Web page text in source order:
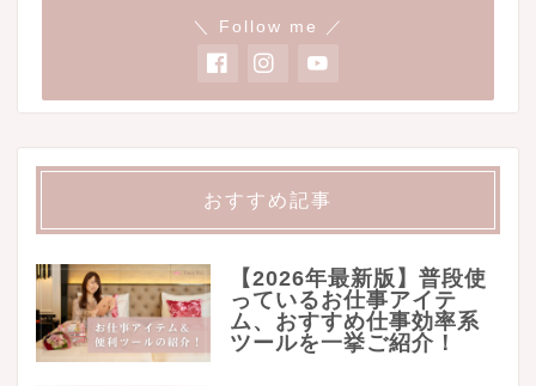
＼ Follow me ／
おすすめ記事
【2026年最新版】普段使
っているお仕事アイテ
ム、おすすめ仕事効率系
ツールを一挙ご紹介！